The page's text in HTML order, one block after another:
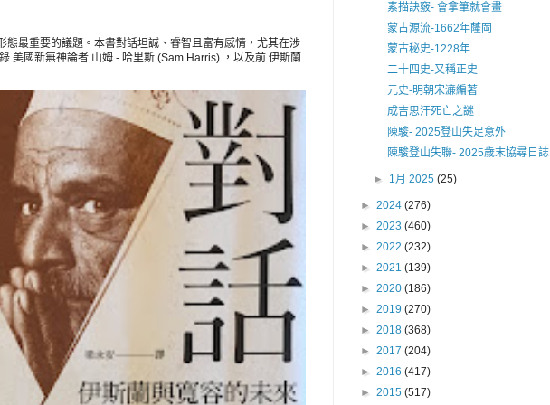
態最重要的議題。本書對話坦誠、睿智且富有感情，尤其在涉
美國新無神論者 山姆 - 哈里斯 (Sam Harris) ，以及前 伊斯蘭
素描訣竅- 會拿筆就會畫
蒙古源流-1662年蕯岡
蒙古秘史-1228年
二十四史-又稱正史
元史-明朝宋濓編著
成吉思汗死亡之謎
陳駿- 2025登山失足意外
陳駿登山失聯- 2025歲末協尋日誌
► 1月 2025(25)
► 2024 (276)
► 2023 (460)
► 2022 (232)
► 2021 (139)
► 2020 (186)
► 2019 (270)
► 2018 (368)
► 2017 (204)
► 2016 (417)
► 2015 (517)